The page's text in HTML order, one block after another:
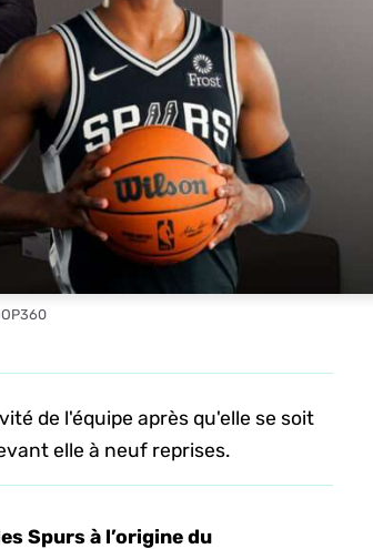
de l'équipe après qu'elle se soit
elle à neuf reprises.
Spurs à l’origine du